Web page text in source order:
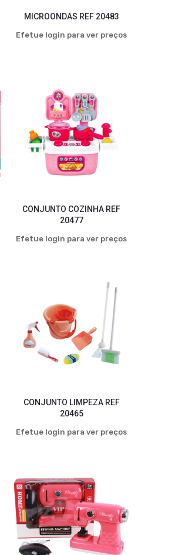
MICROONDAS REF 20483
Efetue login para ver preços
CONJUNTO COZINHA REF
20477
Efetue login para ver preços
CONJUNTO LIMPEZA REF
20465
Efetue login para ver preços